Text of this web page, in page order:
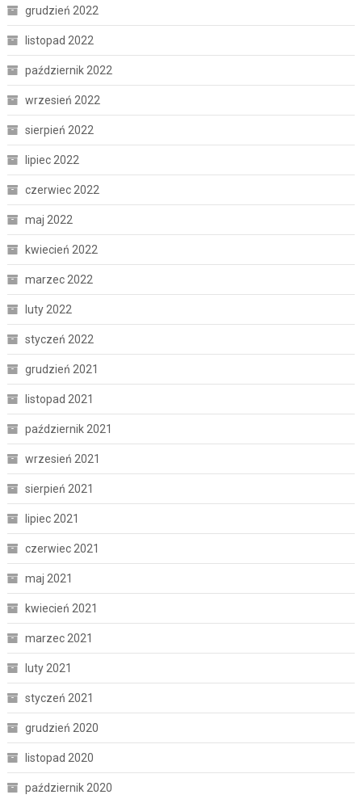
grudzień 2022
listopad 2022
październik 2022
wrzesień 2022
sierpień 2022
lipiec 2022
czerwiec 2022
maj 2022
kwiecień 2022
marzec 2022
luty 2022
styczeń 2022
grudzień 2021
listopad 2021
październik 2021
wrzesień 2021
sierpień 2021
lipiec 2021
czerwiec 2021
maj 2021
kwiecień 2021
marzec 2021
luty 2021
styczeń 2021
grudzień 2020
listopad 2020
październik 2020